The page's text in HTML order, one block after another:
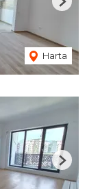
Harta
Next
Next